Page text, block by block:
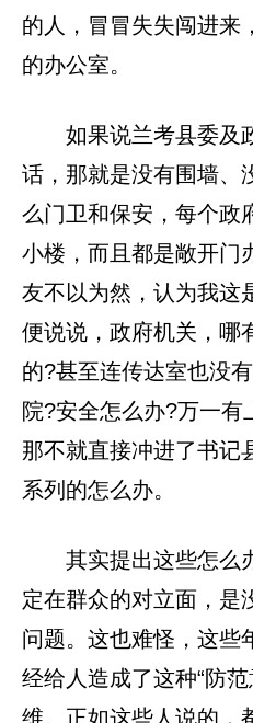
的人，冒冒失失闯进来
的办公室。
如果说兰考县委及
话，那就是没有围墙、
么门卫和保安，每个政
小楼，而且都是敞开门
友不以为然，认为我这
便说说，政府机关，哪
的?甚至连传达室也没
院?安全怎么办?万一
那不就直接冲进了书记
系列的怎么办。
其实提出这些怎么
定在群众的对立面，是
问题。这也难怪，这些
经给人造成了这种“防
维。正如这些人说的，